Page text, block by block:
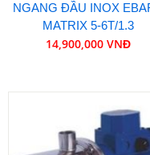
NGANG ĐẦU INOX
MATRIX 5-6T/1.3
14,900,000 VNĐ